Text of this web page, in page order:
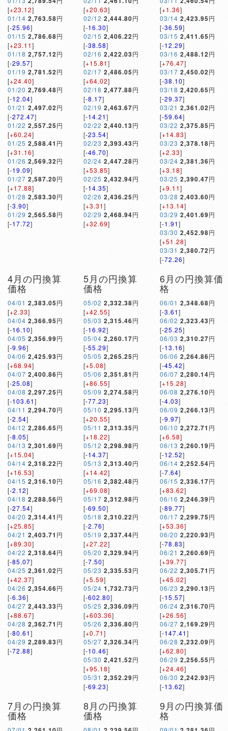
[+23.12]
01/14 2,763.58円
[-25.96]
01/15 2,786.68円
[+23.11]
01/18 2,757.12円
[-29.57]
01/19 2,781.52円
[+24.40]
01/20 2,769.48円
[-12.04]
01/21 2,497.02円
[-272.47]
01/22 2,557.25円
[+60.24]
01/25 2,588.41 円
[+31.16]
01/26 2,569.32円
[-19.09]
01/27 2,587.20円
[+17.88]
01/28 2,583.30円
[-3.90]
01/29 2,565.58円
[-17.72]
[+20.63]
02/12 2,444.80円
[-16.30]
02/15 2,406.22円
[-38.58]
02/16 2,422.03円
[+15.81]
02/17 2,486.05円
[+64.02]
02/18 2,477.88円
[-8.17]
02/19 2,463.67円
[-14.21]
02/22 2,440.13円
[-23.54]
02/23 2,393.43円
[-46.70]
02/24 2,447.28円
[+53.85]
02/25 2,432.94円
[-14.35]
02/26 2,436.25円
[+3.31]
02/29 2,468.94円
[+32.69]
[+1.36]
03/14 2,423.95円
[-36.59]
03/15 2,411.65円
[-12.29]
03/16 2,488.12円
[+76.47]
03/17 2,450.02円
[-38.10]
03/18 2,420.65円
[-29.37]
03/21 2,361.02円
[-59.64]
03/22 2,375.85円
[+14.83]
03/23 2,378.18円
[+2.33]
03/24 2,381.36円
[+3.18]
03/25 2,390.47円
[+9.11]
03/28 2,403.60円
[+13.14]
03/29 2,401.69円
[-1.91]
03/30 2,452.98円
[+51.28]
03/31 2,380.72円
[-72.26]
4月の円換算
価格
04/01 2,383.05円
[+2.33]
04/04 2,366.95円
[-16.10]
04/05 2,356.99円
[-9.96]
04/06 2,425.93円
[+68.94]
04/07 2,400.86円
[-25.08]
04/08 2,297.25円
[-103.61]
04/11 2,294.70円
[-2.54]
04/12 2,286.65円
[-8.05]
04/13 2,301.69円
[+15.04]
04/14 2,318.22円
[+16.53]
04/15 2,316.10円
[-2.12]
04/18 2,288.56円
[-27.54]
04/20 2,314.41 円
[+25.85]
04/21 2,403.71 円
[+89.30]
04/22 2,318.64円
[-85.07]
04/25 2,361.02円
[+42.37]
04/26 2,354.66円
[-6.36]
04/27 2,443.33円
[+88.67]
04/28 2,362.71 円
[-80.61]
04/29 2,289.83円
[-72.88]
5月の円換算
価格
05/02 2,332.38円
[+42.55]
05/03 2,315.46円
[-16.92]
05/04 2,260.17円
[-55.29]
05/05 2,265.25円
[+5.08]
05/06 2,351.81 円
[+86.55]
05/09 2,274.58円
[-77.23]
05/10 2,295.13円
[+20.55]
05/11 2,313.35円
[+18.22]
05/12 2,298.98円
[-14.37]
05/13 2,313.40円
[+14.42]
05/16 2,382.48円
[+69.08]
05/17 2,312.98円
[-69.50]
05/18 2,310.22円
[-2.76]
05/19 2,337.44円
[+27.22]
05/20 2,329.94円
[-7.50]
05/23 2,335.53円
[+5.59]
05/24 1,732.73円
[-602.80]
05/25 2,336.09円
[+603.36]
05/26 2,336.80円
[+0.71]
05/27 2,326.34円
[-10.46]
05/30 2,421.52円
[+95.18]
05/31 2,352.29円
[-69.23]
6月の円換算価
格
06/01 2,348.68円
[-3.61]
06/02 2,323.43円
[-25.25]
06/03 2,310.27円
[-13.16]
06/06 2,264.86円
[-45.42]
06/07 2,280.14円
[+15.28]
06/08 2,276.10円
[-4.03]
06/09 2,266.13円
[-9.97]
06/10 2,272.71 円
[+6.58]
06/13 2,260.19円
[-12.52]
06/14 2,252.54円
[-7.64]
06/15 2,336.17円
[+83.62]
06/16 2,246.39円
[-89.77]
06/17 2,299.75円
[+53.36]
06/20 2,220.93円
[-78.83]
06/21 2,260.69円
[+39.77]
06/22 2,305.71 円
[+45.02]
06/23 2,290.13円
[-15.57]
06/24 2,316.70円
[+26.56]
06/27 2,169.29円
[-147.41]
06/28 2,232.09円
[+62.80]
06/29 2,256.55円
[+24.46]
06/30 2,242.93円
[-13.62]
7月の円換算
価格
8月の円換算
価格
9月の円換算価
格